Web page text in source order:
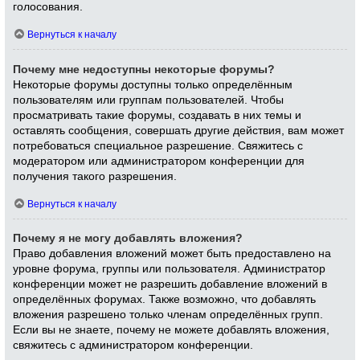
голосования.
Вернуться к началу
Почему мне недоступны некоторые форумы?
Некоторые форумы доступны только определённым
пользователям или группам пользователей. Чтобы
просматривать такие форумы, создавать в них темы и
оставлять сообщения, совершать другие действия, вам может
потребоваться специальное разрешение. Свяжитесь с
модератором или администратором конференции для
получения такого разрешения.
Вернуться к началу
Почему я не могу добавлять вложения?
Право добавления вложений может быть предоставлено на
уровне форума, группы или пользователя. Администратор
конференции может не разрешить добавление вложений в
определённых форумах. Также возможно, что добавлять
вложения разрешено только членам определённых групп.
Если вы не знаете, почему не можете добавлять вложения,
свяжитесь с администратором конференции.